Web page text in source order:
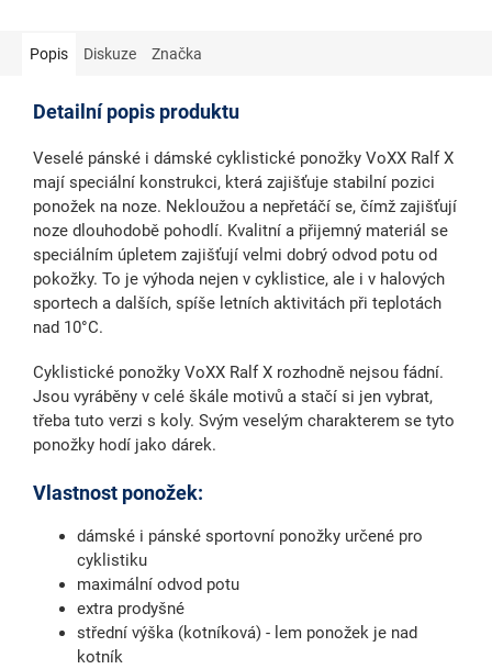
Popis Diskuze Značka
Detailní popis produktu
Veselé pánské i dámské cyklistické ponožky VoXX Ralf X
mají speciální konstrukci, která zajišťuje stabilní pozici
ponožek na noze. Nekloužou a nepřetáčí se, čímž zajišťují
noze dlouhodobě pohodlí. Kvalitní a přijemný materiál se
speciálním úpletem zajišťují velmi dobrý odvod potu od
pokožky. To je výhoda nejen v cyklistice, ale i v halových
sportech a dalších, spíše letních aktivitách při teplotách
nad 10°C.
Cyklistické ponožky VoXX Ralf X rozhodně nejsou fádní.
Jsou vyráběny v celé škále motivů a stačí si jen vybrat,
třeba tuto verzi s koly. Svým veselým charakterem se tyto
ponožky hodí jako dárek.
Vlastnost ponožek:
dámské i pánské sportovní ponožky určené pro
cyklistiku
maximální odvod potu
extra prodyšné
střední výška (kotníková) - lem ponožek je nad
kotník